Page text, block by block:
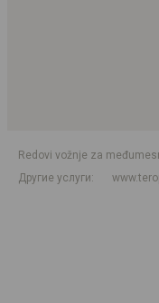
Redovi vožnje za
Другие услуги